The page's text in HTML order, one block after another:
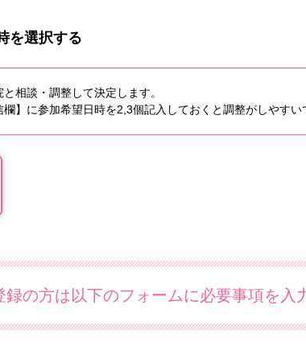
を選択する
相談・調整して決定します。
】に参加希望日時を2,3個記入しておくと調整がしやすい
録の方は以下のフォームに必要事項を入